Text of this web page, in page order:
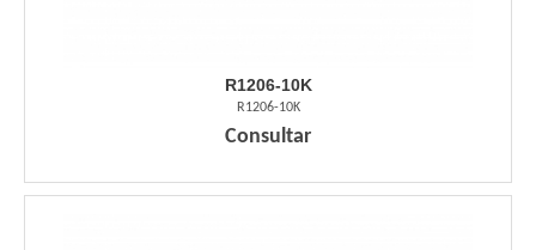
R1206-10K
R1206-10K
Consultar